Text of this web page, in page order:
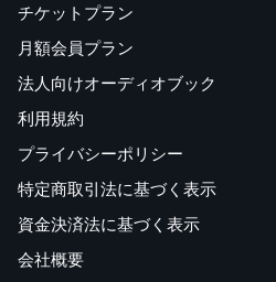
チケットプラン
月額会員プラン
法人向けオーディオブック
利用規約
プライバシーポリシー
特定商取引法に基づく表示
資金決済法に基づく表示
会社概要